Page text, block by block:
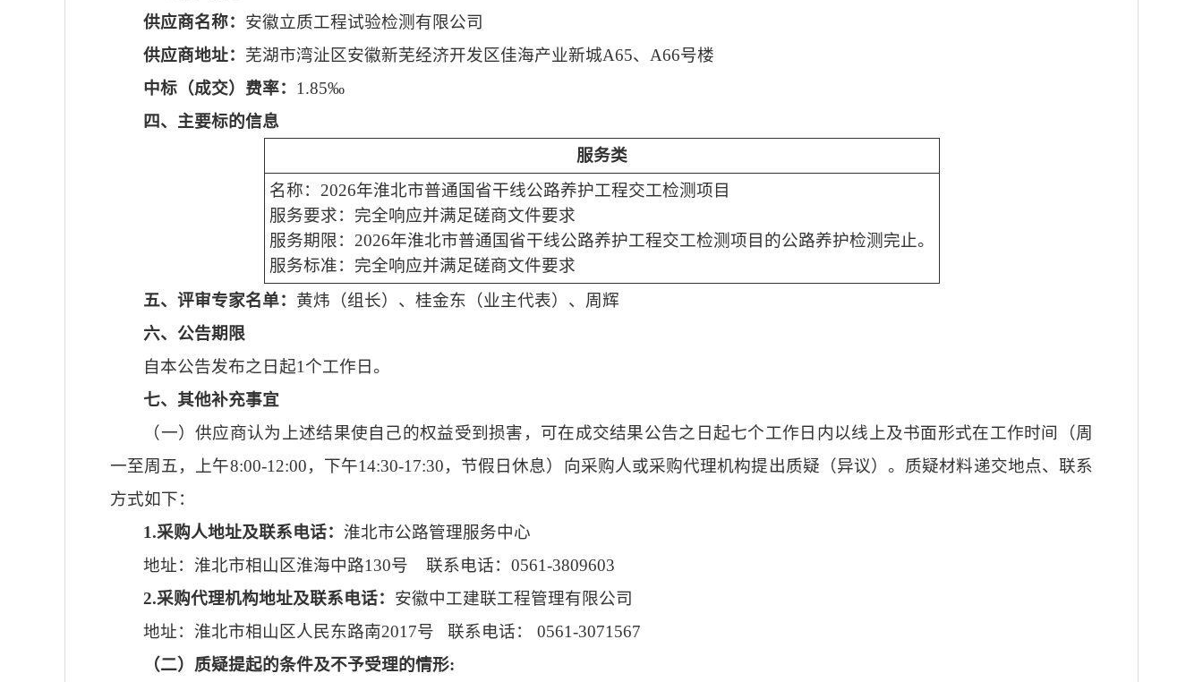
供应商名称： 安徽立质工程试验检测有限公司
供应商地址： 芜湖市湾沚区安徽新芜经济开发区佳海产业新城A65、A66号楼
中标（成交）费率： 1.85‰
四、主要标的信息
服务类
名称：2026年淮北市普通国省干线公路养护工程交工检测项目
服务要求：完全响应并满足磋商文件要求
服务期限：2026年淮北市普通国省干线公路养护工程交工检测项目的公路养护检测完止。
服务标准：完全响应并满足磋商文件要求
五、评审专家名单： 黄炜（组长）、桂金东（业主代表）、周辉
六、公告期限
自本公告发布之日起1个工作日。
七、其他补充事宜
（一）供应商认为上述结果使自己的权益受到损害，可在成交结果公告之日起七个工作日内以线上及书面形式在工作时间（周
一至周五，上午8:00-12:00，下午14:30-17:30，节假日休息）向采购人或采购代理机构提出质疑（异议）。质疑材料递交地点、联系
方式如下：
1.采购人地址及联系电话： 淮北市公路管理服务中心
地址：淮北市相山区淮海中路130号 联系电话：0561-3809603
2.采购代理机构地址及联系电话： 安徽中工建联工程管理有限公司
地址：淮北市相山区人民东路南2017号 联系电话： 0561-3071567
（二）质疑提起的条件及不予受理的情形: